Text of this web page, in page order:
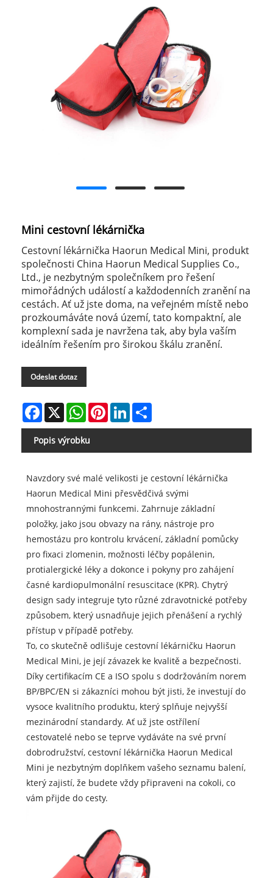
Mini cestovní lékárnička
Cestovní lékárnička Haorun Medical Mini, produkt
společnosti China Haorun Medical Supplies Co.,
Ltd., je nezbytným společníkem pro řešení
mimořádných událostí a každodenních zranění na
cestách. Ať už jste doma, na veřejném místě nebo
prozkoumáváte nová území, tato kompaktní, ale
komplexní sada je navržena tak, aby byla vaším
ideálním řešením pro širokou škálu zranění.
Odeslat dotaz
Facebook
X WhatsAppPinterestLinkedIn
Popis výrobku
Navzdory své malé velikosti je cestovní lékárnička
Haorun Medical Mini přesvědčivá svými
mnohostrannými funkcemi. Zahrnuje základní
položky, jako jsou obvazy na rány, nástroje pro
hemostázu pro kontrolu krvácení, základní pomůcky
pro fixaci zlomenin, možnosti léčby popálenin,
protialergické léky a dokonce i pokyny pro zahájení
časné kardiopulmonální resuscitace (KPR). Chytrý
design sady integruje tyto různé zdravotnické potřeby
způsobem, který usnadňuje jejich přenášení a rychlý
přístup v případě potřeby.
To, co skutečně odlišuje cestovní lékárničku Haorun
Medical Mini, je její závazek ke kvalitě a bezpečnosti.
Díky certifikacím CE a ISO spolu s dodržováním norem
BP/BPC/EN si zákazníci mohou být jisti, že investují do
vysoce kvalitního produktu, který splňuje nejvyšší
mezinárodní standardy. Ať už jste ostřílení
cestovatelé nebo se teprve vydáváte na své první
dobrodružství, cestovní lékárnička Haorun Medical
Mini je nezbytným doplňkem vašeho seznamu balení,
který zajistí, že budete vždy připraveni na cokoli, co
vám přijde do cesty.